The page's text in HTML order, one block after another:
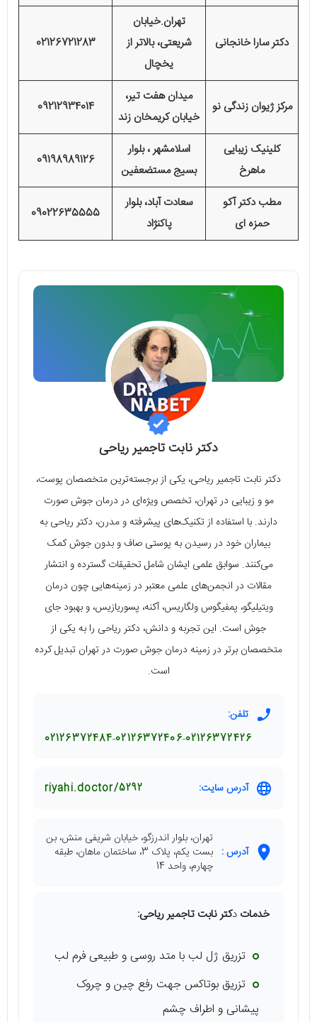
دکتر سارا خانجانی
تهران.خیابان
شریعتی، بالاتر از
یخچال
02126721283
مرکز ژیوان زندگی نو
میدان هفت تیر،
خیابان کریمخان زند
09212934014
کلینیک زیبایی
ماهرخ
اسلامشهر ، بلوار
بسیج مستضعفین
09198989126
مطب دكتر آكو
حمزه ای
سعادت آباد، بلوار
پاكنژاد
09022635555
دکتر نابت تاجمیر ریاحی
دکتر نابت تاجمیر ریاحی، یکی از برجسته‌ترین متخصصان پوست،
مو و زیبایی در تهران، تخصص ویژه‌ای در درمان جوش صورت
دارند. با استفاده از تکنیک‌های پیشرفته و مدرن، دکتر ریاحی به
بیماران خود در رسیدن به پوستی صاف و بدون جوش کمک
می‌کنند. سوابق علمی ایشان شامل تحقیقات گسترده و انتشار
مقالات در انجمن‌های علمی معتبر در زمینه‌هایی چون درمان
ویتیلیگو، پمفیگوس ولگاریس، آکنه، پسوریازیس، و بهبود جای
جوش است. این تجربه و دانش، دکتر ریاحی را به یکی از
متخصصان برتر در زمینه درمان جوش صورت در تهران تبدیل کرده
است.
تلفن:
02126372426
02126372406
02126372484
آدرس سایت: riyahi.doctor/5292
آدرس :
تهران، بلوار اندرزگو، خیابان شریفی منش، بن
بست یکم، پلاک 3، ساختمان ماهان، طبقه
چهارم، واحد 14
خدمات دکتر نابت تاجمیر ریاحی:
تزریق ژل لب با متد روسی و طبیعی فرم لب
تزریق بوتاکس جهت رفع چین و چروک
پیشانی و اطراف چشم